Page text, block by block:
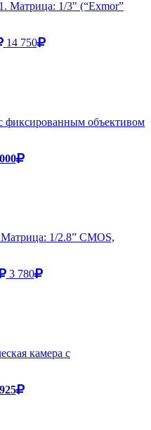
Матрица: 1/3" (“Exmor”
14 750
фиксированным объективом
1/2.8” CMOS,
3 780
камера с